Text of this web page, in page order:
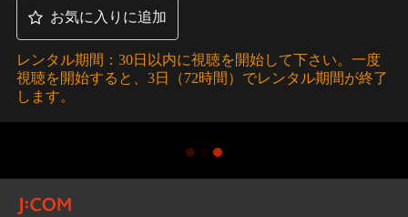
お気に入りに追加
レンタル期間：30日以内に視聴を開始して下さい。一度
視聴を開始すると、3日（72時間）でレンタル期間が終了
します。